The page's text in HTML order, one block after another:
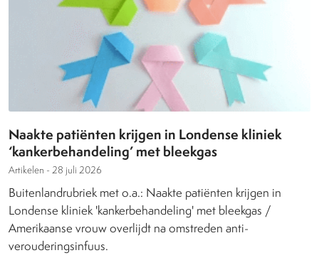
Naakte patiënten krijgen in Londense kliniek
‘kankerbehandeling’ met bleekgas
Artikelen - 28 juli 2026
Buitenlandrubriek met o.a.: Naakte patiënten krijgen in
Londense kliniek 'kankerbehandeling' met bleekgas /
Amerikaanse vrouw overlijdt na omstreden anti-
verouderingsinfuus.